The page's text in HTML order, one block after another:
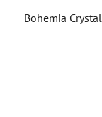
Bohemia